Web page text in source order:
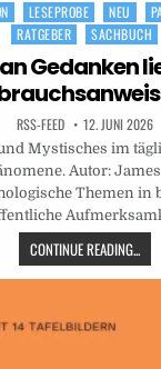
LESEPROBE NEU
RATGEBER
SACHBUCH
Gedanken
RSS-FEED 12. JUNI 2026
Mystisches im
Autor:
Themen in
CONTINUE READING...